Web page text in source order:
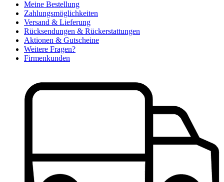
Meine Bestellung
Zahlungsmöglichkeiten
Versand & Lieferung
Rücksendungen & Rückerstattungen
Aktionen & Gutscheine
Weitere Fragen?
Firmenkunden